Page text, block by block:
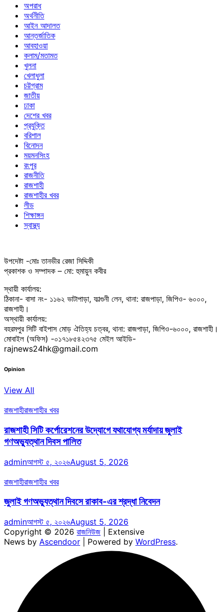
অপরাধ
অর্থনীতি
আইন আদালত
আন্তর্জাতিক
আবহাওয়া
কলাম/মতামত
খুলনা
খেলাধুলা
চট্টগ্রাম
জাতীয়
ঢাকা
দেশের খবর
প্রযুক্তি
বরিশাল
বিনোদন
ময়মনসিংহ
রংপুর
রাজনীতি
রাজশাহী
রাজশাহীর খবর
লীড
শিক্ষাঙ্গন
স্বাস্থ্য
উপদেষ্টা -মোঃ তানভীর রেজা সিদ্দিকী
প্রকাশক ও সম্পাদক – মো: হুমায়ুন কবীর
স্থায়ী কার্যালয়:
ঠিকানা- বাসা নং- ১১৬২ ভাটাপাড়া, ফাল্গুনী লেন, থানা: রাজপাড়া, জিপিও- ৬০০০,
রাজশাহী।
অস্থায়ী কার্যালয়:
বহরমপুর সিটি বাইপাস মোড় ঐতিহ্য চত্বর, থানা: রাজপাড়া, জিপিও-৬০০০, রাজশাহী।
মোবাইল (অফিস) -০১৭১৮৫৪২৩৭৫ মেইল আইডি-
rajnews24hk@gmail.com
Opinion
View All
রাজশাহীরাজশাহীর খবর
রাজশাহী সিটি কর্পোরেশনের উদ্যোগে যথাযোগ্য মর্যাদায় জুলাই
গণঅভ্যুত্থান দিবস পালিত
adminআগস্ট ৫, ২০২৬August 5, 2026
রাজশাহীরাজশাহীর খবর
জুলাই গণঅভ্যুত্থান দিবসে রাকাব-এর শ্রদ্ধা নিবেদন
adminআগস্ট ৫, ২০২৬August 5, 2026
Copyright © 2026 রাজনিউজ | Extensive
News by Ascendoor | Powered by WordPress.